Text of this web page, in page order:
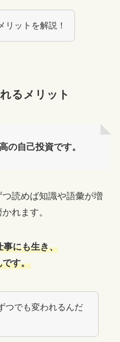
リットを解説！
るメリット
の自己投資です。
読めば知識や語彙が増
れます。
事にも生き、
です。
つでも変われるんだ